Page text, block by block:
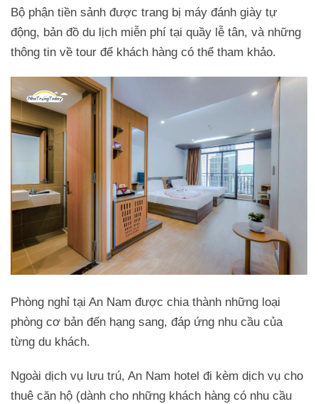
Bộ phận tiền sảnh được trang bị máy đánh giày tự
động, bản đồ du lịch miễn phí tại quầy lễ tân, và những
thông tin về tour để khách hàng có thể tham khảo.
Phòng nghỉ tại An Nam được chia thành những loại
phòng cơ bản đến hạng sang, đáp ứng nhu cầu của
từng du khách.
Ngoài dịch vụ lưu trú, An Nam hotel đi kèm dịch vụ cho
thuê căn hộ (dành cho những khách hàng có nhu cầu